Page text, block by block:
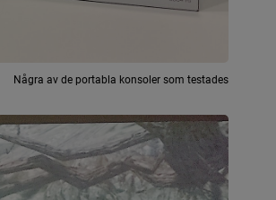
Några av de portabla konsoler som testades